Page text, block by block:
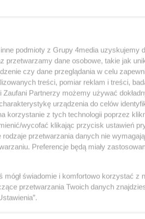
- droga powiatowa
Polany
podmioty z Grupy 4media uzyskujemy
przetwarzamy dane osobowe, takie jak
czy dane przeglądania w celu
treści, pomiar reklam i treści,
Partnerzy możemy używać
urządzenia do celów
korzystanie z tych technologii poprzez
wycofać klikając przycisk ustawień
rodzaje przetwarzania danych nie
Preferencje będą miały
świadomie i komfortowo korzystać z
przetwarzania Twoich danych